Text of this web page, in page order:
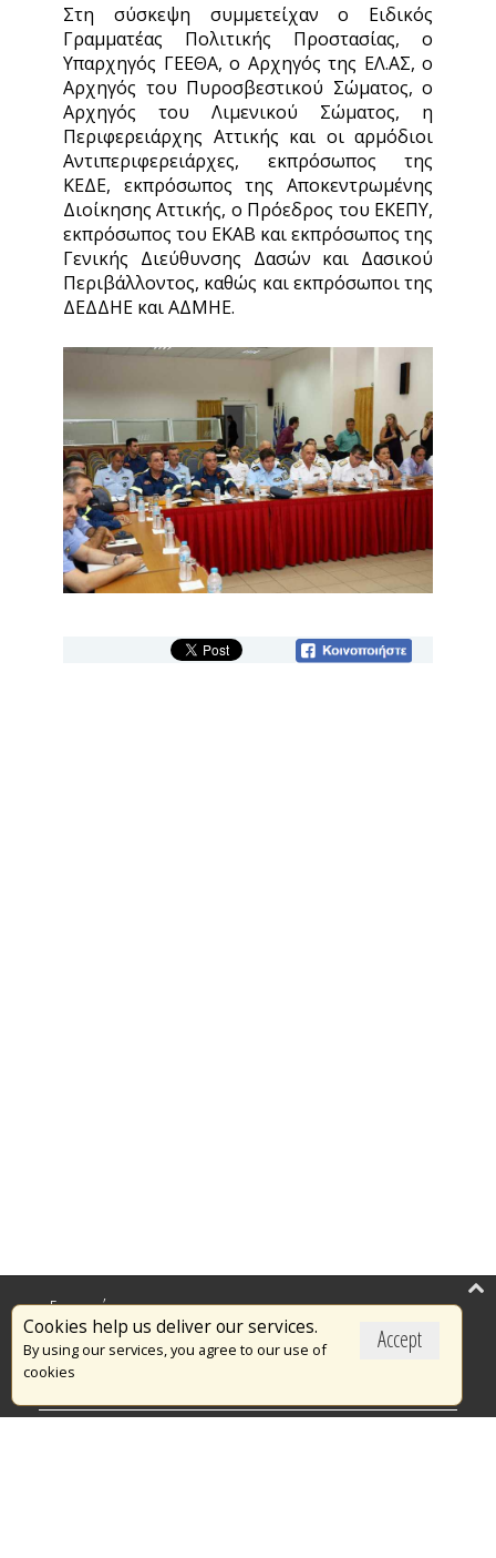
Στη σύσκεψη συμμετείχαν ο Ειδικός
Γραμματέας Πολιτικής Προστασίας, ο
Υπαρχηγός ΓΕΕΘΑ, ο Αρχηγός της ΕΛ.ΑΣ, ο
Αρχηγός του Πυροσβεστικού Σώματος, ο
Αρχηγός του Λιμενικού Σώματος, η
Περιφερειάρχης Αττικής και οι αρμόδιοι
Αντιπεριφερειάρχες, εκπρόσωπος της
ΚΕΔΕ, εκπρόσωπος της Αποκεντρωμένης
Διοίκησης Αττικής, ο Πρόεδρος του ΕΚΕΠΥ,
εκπρόσωπος του ΕΚΑΒ και εκπρόσωπος της
Γενικής Διεύθυνσης Δασών και Δασικού
Περιβάλλοντος, καθώς και εκπρόσωποι της
ΔΕΔΔΗΕ και ΑΔΜΗΕ.
Accept
Cookies help us deliver our services.
By using our services, you agree to our use of
cookies
Επικαιρότητα
Το Πυροσβεστικό Σώμα